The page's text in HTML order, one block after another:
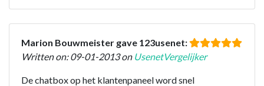
Marion Bouwmeister gave 123usenet:
Written on: 09-01-2013 on UsenetVergelijker
De chatbox op het klantenpaneel word snel